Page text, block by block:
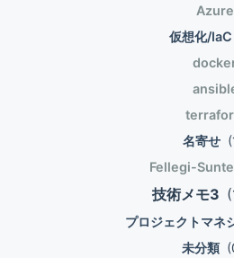
Azure
仮想化/IaC
名寄せ
Fellegi-
技術メモ3
プロジェクトマネ
未分類